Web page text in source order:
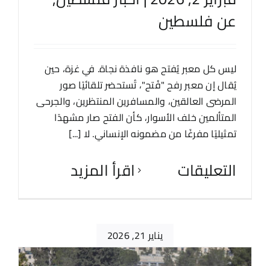
عن فلسطين
ليس كل معبر يُفتح هو نافذة نجاة. في غزة، حين
يُقال إن معبر رفح "فُتح"، تُستحضر تلقائيًا صور
المرضى العالقين، والمسافرين المنتظرين، والجرحى
المتألمين خلف الأسوار، كأن الفتح صار مشهدًا
تمثيليًا مفرغًا من مضمونه الإنساني. لا [...]
‫اقرأ المزيد التعليقات
يناير 21, 2026